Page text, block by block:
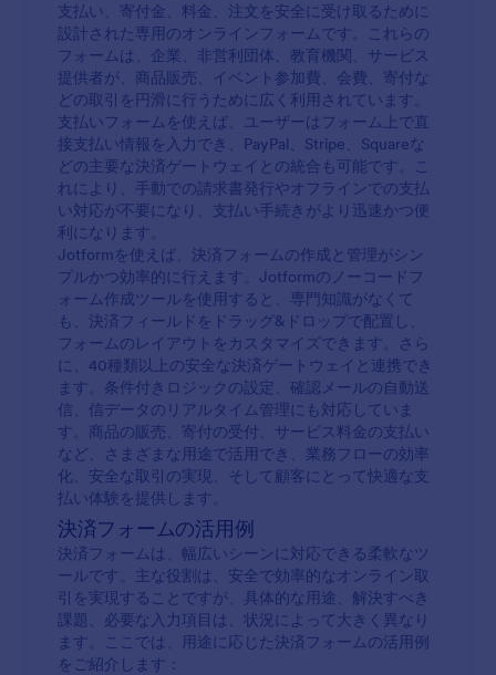
支払い、寄付金、料金、注文を安全に受け取るために
設計された専用のオンラインフォームです。これらの
フォームは、企業、非営利団体、教育機関、サービス
提供者が、商品販売、イベント参加費、会費、寄付な
どの取引を円滑に行うために広く利用されています。
支払いフォームを使えば、ユーザーはフォーム上で直
接支払い情報を入力でき、PayPal、Stripe、Squareな
どの主要な決済ゲートウェイとの統合も可能です。こ
れにより、手動での請求書発行やオフラインでの支払
い対応が不要になり、支払い手続きがより迅速かつ便
利になります。
Jotformを使えば、決済フォームの作成と管理がシン
プルかつ効率的に行えます。Jotformのノーコードフ
ォーム作成ツールを使用すると、専門知識がなくて
も、決済フィールドをドラッグ&ドロップで配置し、
フォームのレイアウトをカスタマイズできます。さら
に、40種類以上の安全な決済ゲートウェイと連携でき
ます。条件付きロジックの設定、確認メールの自動送
信、信データのリアルタイム管理にも対応していま
す。商品の販売、寄付の受付、サービス料金の支払い
など、さまざまな用途で活用でき、業務フローの効率
化、安全な取引の実現、そして顧客にとって快適な支
払い体験を提供します。
決済フォームの活用例
決済フォームは、幅広いシーンに対応できる柔軟なツ
ールです。主な役割は、安全で効率的なオンライン取
引を実現することですが、具体的な用途、解決すべき
課題、必要な入力項目は、状況によって大きく異なり
ます。ここでは、用途に応じた決済フォームの活用例
をご紹介します：